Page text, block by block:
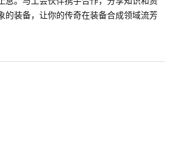
的装备，让你的传奇在装备合成领域流芳